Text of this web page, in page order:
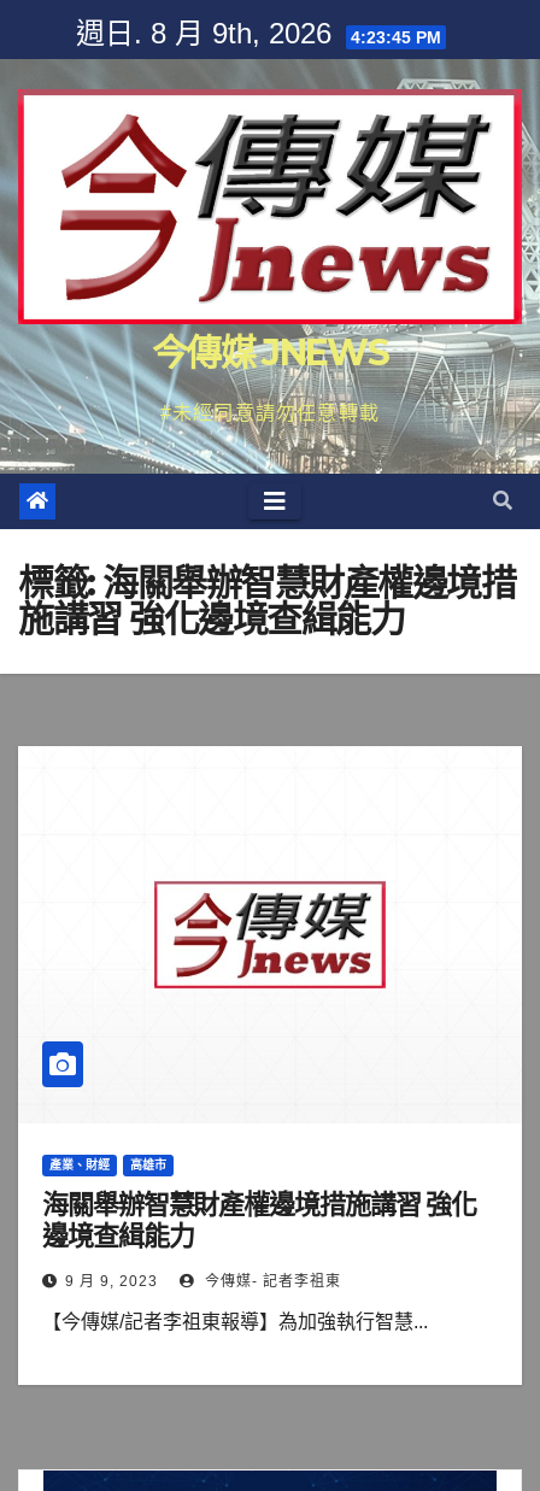
content
週日. 8 月 9th, 2026 4:23:46 PM
今傳媒 JNEWS
#未經同意請勿任意轉載
標籤:海關舉辦智慧財產權邊境措
施講習 強化邊境查緝能力
產業、財經 高雄市
海關舉辦智慧財產權邊境措施講習 強化
邊境查緝能力
9 月 9, 2023 今傳媒- 記者李祖東
【今傳媒/記者李祖東報導】為加強執行智慧...